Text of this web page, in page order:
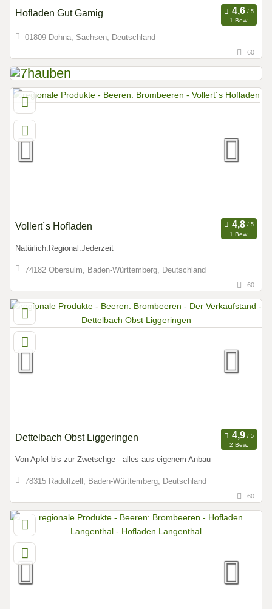
Hofladen Gut Gamig
1 Bew.
01809 Dohna, Sachsen, Deutschland
60
Vollert´s Hofladen
1 Bew.
Natürlich.Regional.Jederzeit
74182 Obersulm, Baden-Württemberg, Deutschland
60
Dettelbach Obst Liggeringen
2 Bew.
Von Apfel bis zur Zwetschge - alles aus eigenem Anbau
78315 Radolfzell, Baden-Württemberg, Deutschland
60